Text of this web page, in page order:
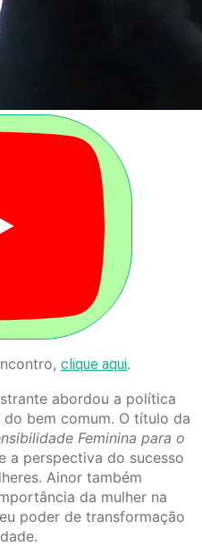
clique aqui.
abordou a política
bem comum. O título da
Feminina para o
a perspectiva do sucesso
Ainor também
da mulher na
poder de transformação